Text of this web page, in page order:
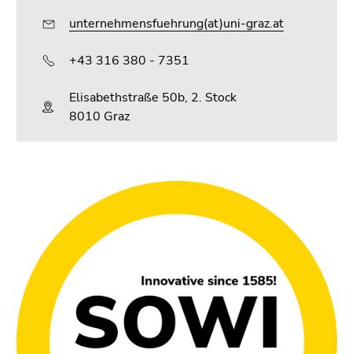
den
(Benutzer/Sprache)
(Zugriffstaste
unternehmensfuehrung(at)uni-graz.at
+43 316 380 - 7351
Elisabethstraße 50b, 2. Stock
8010 Graz